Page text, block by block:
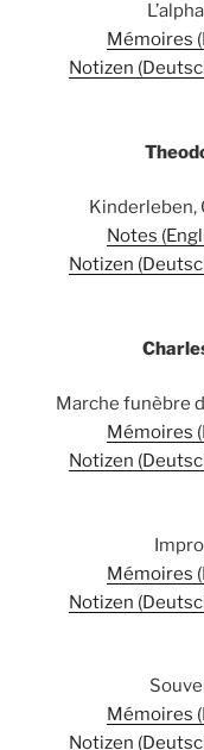
Mémoires
Notizen
Kinderleben,
Notes
Notizen
Marche funèbre
Mémoires
Notizen
Mémoires
Notizen
Mémoires
Notizen